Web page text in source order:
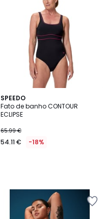
SPEEDO
Fato de banho CONTOUR
ECLIPSE
65.99 €
54.11 € -18%